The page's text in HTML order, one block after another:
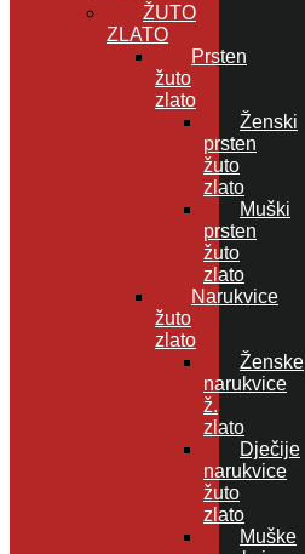
ŽUTO
ZLATO
Prsten
žuto
zlato
Ženski
prsten
žuto
zlato
Muški
prsten
žuto
zlato
Narukvice
žuto
zlato
Ženske
narukvice
ž.
zlato
Dječije
narukvice
žuto
zlato
Muške